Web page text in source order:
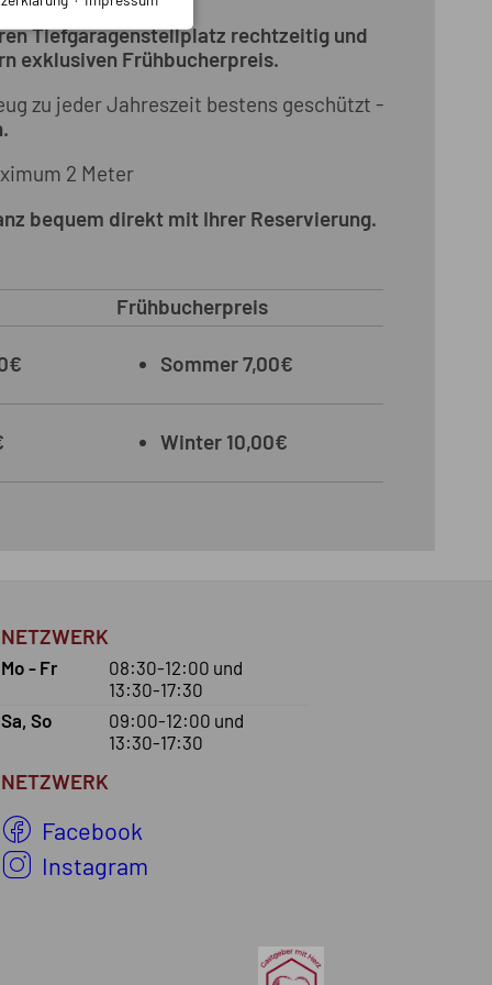
Tiefgaragenstellplatz rechtzeitig und
exklusiven Frühbucherpreis.
zu jeder Jahreszeit bestens geschützt -
2 Meter
bequem direkt mit Ihrer Reservierung.
Frühbucherpreis
Sommer 7,00€
Winter 10,00€
NETZWERK
Mo - Fr 08:30-12:00 und
13:30-17:30
Sa, So
09:00-12:00 und
13:30-17:30
NETZWERK
Facebook
Instagram